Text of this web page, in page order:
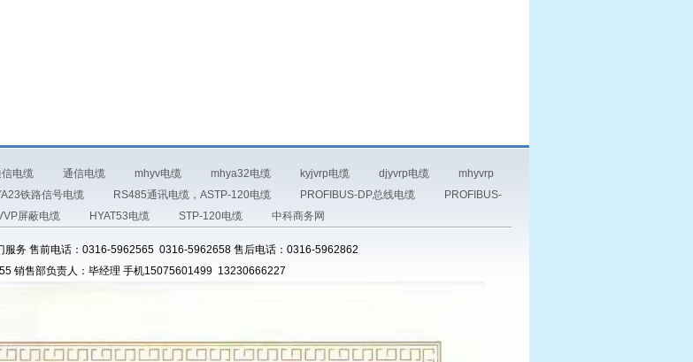
电缆 通信电缆 mhyv电缆 mhya32电缆 kyjvrp电缆 djyvrp电缆
mhyvrp
铁路信号电缆 RS485通讯电缆，ASTP-120电缆 PROFIBUS-DP总线电缆
PROFIBUS-
屏蔽电缆 HYAT53电缆 STP-120电缆 中科商务网
服务 售前电话：0316-5962565 0316-5962658 售后电话：0316-5962862
销售部负责人：毕经理 手机15075601499 13230666227